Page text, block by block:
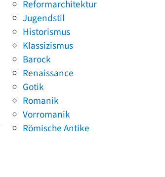
Reformarchitektur
Jugendstil
Historismus
Klassizismus
Barock
Renaissance
Gotik
Romanik
Vorromanik
Römische Antike